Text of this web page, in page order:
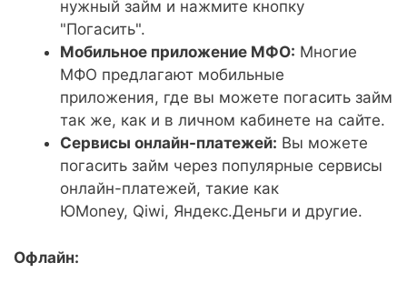
нужный займ и нажмите кнопку
"Погасить".
Мобильное приложение МФО: Многие
МФО предлагают мобильные
приложения, где вы можете погасить займ
так же, как и в личном кабинете на сайте.
Сервисы онлайн-платежей: Вы можете
погасить займ через популярные сервисы
онлайн-платежей, такие как
ЮMoney, Qiwi, Яндекс.Деньги и другие.
Офлайн: